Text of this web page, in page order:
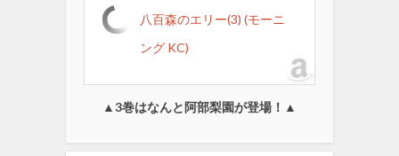
八百森のエリー(3) (モーニ
ング KC)
▲3巻はなんと阿部梨園が登場！▲